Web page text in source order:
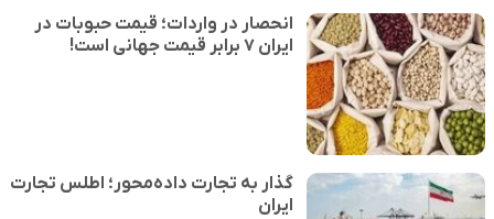
انحصار در واردات؛ قیمت حبوبات در
ایران ۷ برابر قیمت جهانی است!
گذار به تجارت داده‌محور؛ اطلس تجارت
ایران